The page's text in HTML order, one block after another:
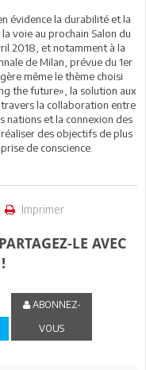
évidence la durabilité et la
voie au prochain Salon du
2018, et notamment à la
de Milan, prévue du 1er
même le thème choisi
the future», la solution aux
la collaboration entre
nations et la connexion des
des objectifs de plus
de conscience.
Imprimer
LE AVEC
ABONNEZ-
VOUS